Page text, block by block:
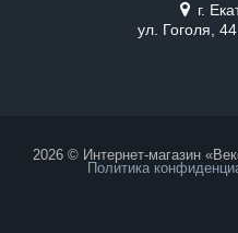
г.
ул. Гоголя,
2026 © Интернет-магазин
Политика